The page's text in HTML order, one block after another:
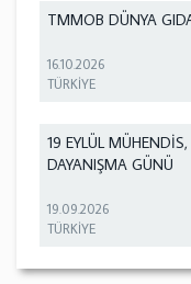
TMMOB DÜNYA
16.10.2026
TÜRKİYE
19 EYLÜL
DAYANIŞMA GÜNÜ
19.09.2026
TÜRKİYE